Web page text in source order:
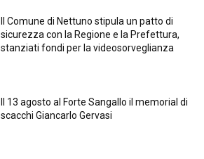
Il Comune di Nettuno stipula un patto di
sicurezza con la Regione e la Prefettura,
stanziati fondi per la videosorveglianza
Il 13 agosto al Forte Sangallo il memorial di
scacchi Giancarlo Gervasi